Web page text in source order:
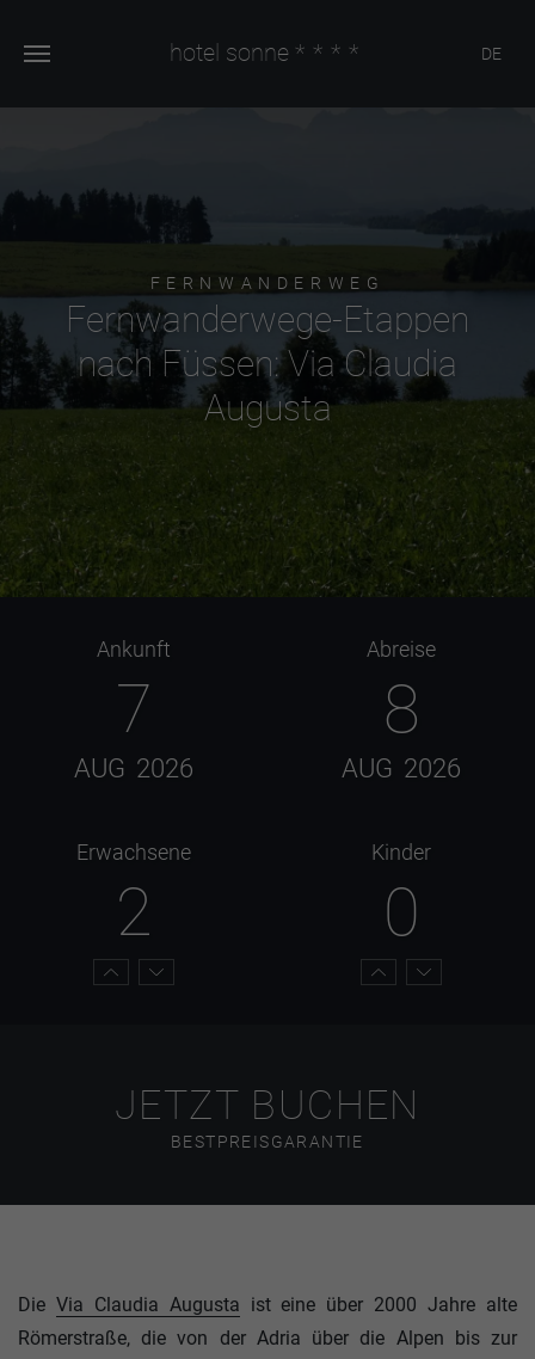
hotel sonne **** DE
FERNWANDERWEG
Fernwanderwege-Etappen
nach Füssen: Via Claudia
Augusta
Ankunft
7
AUG 2026
Abreise
8
AUG 2026
Erwachsene
2
Kinder
0
JETZT BUCHEN
BESTPREISGARANTIE
Die Via Claudia Augusta ist eine über 2000 Jahre alte
Römerstraße, die von der Adria über die Alpen bis zur